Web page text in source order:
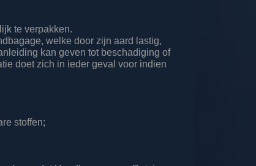
te verpakken.
welke door zijn aard lastig,
kan geven tot beschadiging of
doet zich in ieder geval voor indien
stoffen;